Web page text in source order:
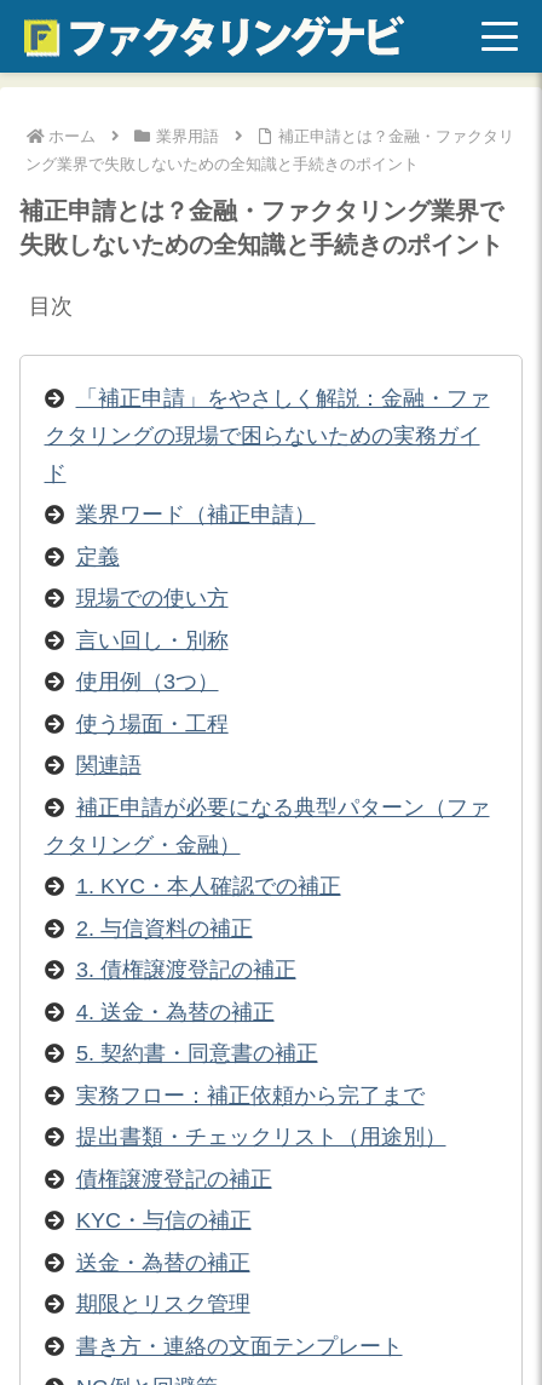
ホーム 業界用語
補正申請とは？金融・ファクタリ
ング業界で失敗しないための全知識と手続きのポイント
補正申請とは？金融・ファクタリング業界で
失敗しないための全知識と手続きのポイント
目次
「補正申請」をやさしく解説：金融・ファ
クタリングの現場で困らないための実務ガイ
ド
業界ワード（補正申請）
定義
現場での使い方
言い回し・別称
使用例（3つ）
使う場面・工程
関連語
補正申請が必要になる典型パターン（ファ
クタリング・金融）
1. KYC・本人確認での補正
2. 与信資料の補正
3. 債権譲渡登記の補正
4. 送金・為替の補正
5. 契約書・同意書の補正
実務フロー：補正依頼から完了まで
提出書類・チェックリスト（用途別）
債権譲渡登記の補正
KYC・与信の補正
送金・為替の補正
期限とリスク管理
書き方・連絡の文面テンプレート